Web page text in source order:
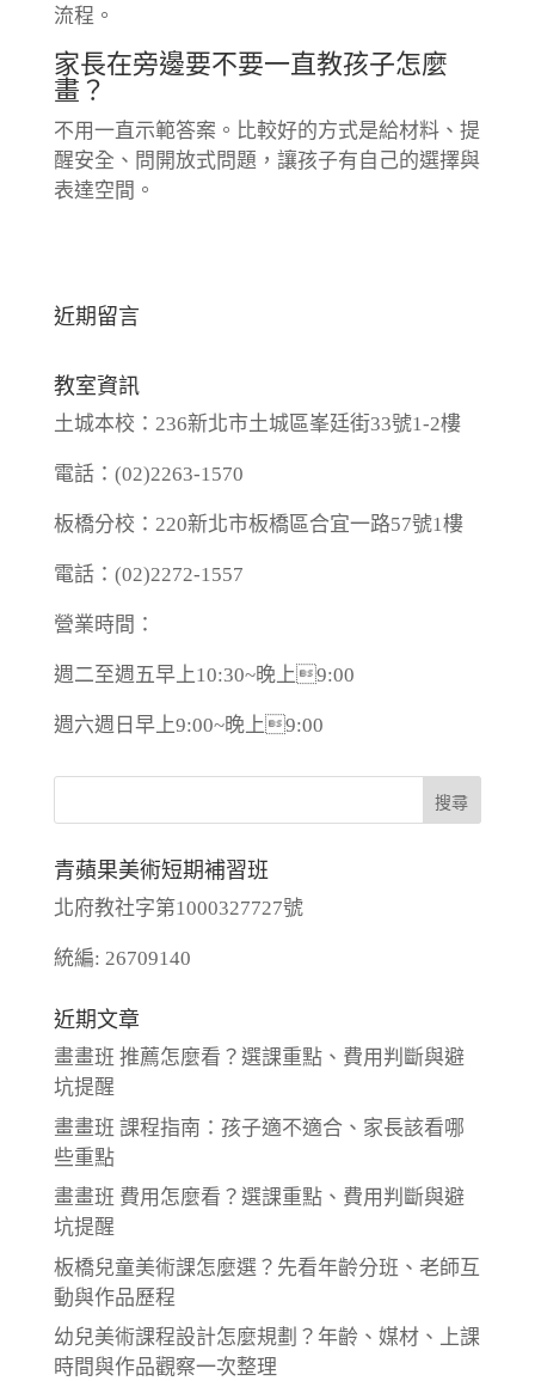
流程。
家長在旁邊要不要一直教孩子怎麼
畫？
不用一直示範答案。比較好的方式是給材料、提
醒安全、問開放式問題，讓孩子有自己的選擇與
表達空間。
近期留言
教室資訊
土城本校：236新北市土城區峯廷街33號1-2樓
電話：(02)2263-1570
板橋分校：220新北市板橋區合宜一路57號1樓
電話：(02)2272-1557
營業時間：
週二至週五早上10:30~晚上9:00
週六週日早上9:00~晚上9:00
青蘋果美術短期補習班
北府教社字第1000327727號
統編: 26709140
近期文章
畫畫班 推薦怎麼看？選課重點、費用判斷與避
坑提醒
畫畫班 課程指南：孩子適不適合、家長該看哪
些重點
畫畫班 費用怎麼看？選課重點、費用判斷與避
坑提醒
板橋兒童美術課怎麼選？先看年齡分班、老師互
動與作品歷程
幼兒美術課程設計怎麼規劃？年齡、媒材、上課
時間與作品觀察一次整理